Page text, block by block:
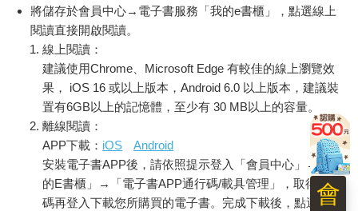
察走入現場的人。在他們進門前，注意他們的臉部表情和肢體語
言。我發現，近一半的人在進入某個現場時，他們的表情和姿勢
會流露出一種不安全感，而且他們在開門前，會先深吸一口氣，
緊接著，臉上就會綻放出燦爛的笑容，姿勢也會變得自然許多。
接下來，他們就會帶著不知道從哪裡冒出來的活力和熱情，大步
邁進會場，好像開啟了「合群」模式。
我們稍後會學到，為什麼不能僅憑我們觀察到的一、兩個行
為，就對人做出推斷。不過，最初的觀察應該就是在場合外進
行，了解進入會場前，大家的心情如何。
小撇步：如果不想別人注意到你，或找你交談，不妨找個地
方坐下來，把手機放在耳邊，你不必說話，這樣別人就不會跟你
互動了。
將儲存於會員中心→電子書服務「我的e書櫃」，點選線上
閱讀直接開啟閱讀。
線上閱讀：
建議使用Chrome、Microsoft Edge 有較佳的線上瀏覽效
果， iOS 16 或以上版本，Android 6.0 以上版本，建議裝
置有6GB以上的記憶體，至少有 30 MB以上的容量。
離線閱讀：
APP下載： iOS
Android
安裝電子書APP後，請依照提示登入「會員中心」→「我
的E書櫃」→「電子書APP通行碼/載具管理」，取得通行
碼再登入下載您所購買的電子書。完成下載後，點選任一
會